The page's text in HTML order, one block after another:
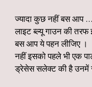
ज्यादा कुछ नहीं बस आप
लाइट ब्ल्यू गाउन की तरफ
बस आप ये पहन लीजिए ।
नहीं इसको पहले भी एक
ड्रेसेस सलेक्ट की है उनमें